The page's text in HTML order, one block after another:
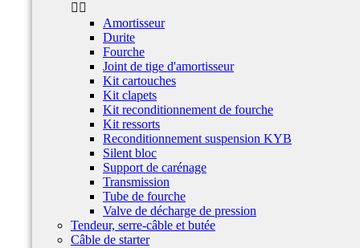
 
Amortisseur
Durite
Fourche
Joint de tige d'amortisseur
Kit cartouches
Kit clapets
Kit reconditionnement de fourche
Kit ressorts
Reconditionnement suspension KYB
Silent bloc
Support de carénage
Transmission
Tube de fourche
Valve de décharge de pression
Tendeur, serre-câble et butée
Câble de starter